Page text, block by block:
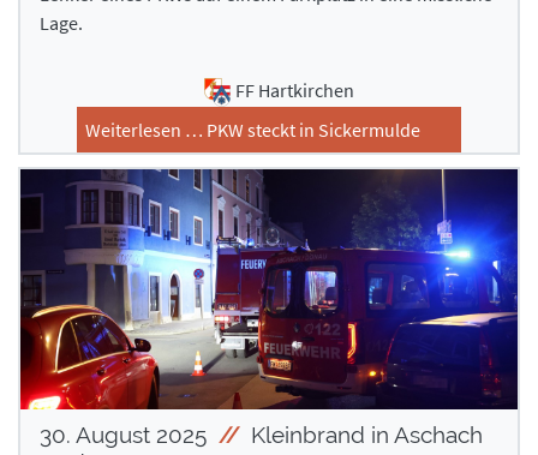
Lage.
FF Hartkirchen
Weiterlesen … PKW steckt in Sickermulde
30. August 2025
Kleinbrand in Aschach